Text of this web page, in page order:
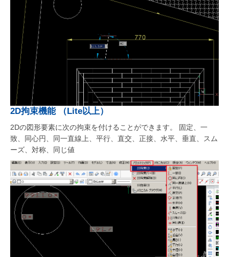
2D拘束機能 （Lite以上）
2Dの図形要素に次の拘束を付けることができます。 固定、一
致、同心円、同一直線上、平行、直交、正接、水平、垂直、スム
ーズ、対称、同じ値